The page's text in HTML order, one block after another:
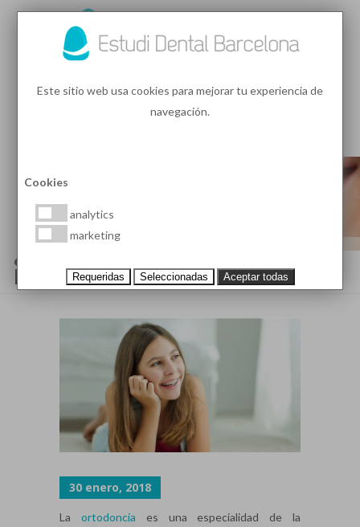
¿QUÉ ES LA ORTODONCIA
INTERCEPTIVA?
30 enero, 2018
La ortodoncia es una especialidad de la
Este sitio web usa cookies para mejorar tu experiencia de
navegación.
Cookies
analytics
marketing
Requeridas Seleccionadas Aceptar todas